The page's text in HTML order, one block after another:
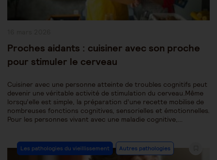
Proches aidants : cuisiner avec son proche
pour stimuler le cerveau
Cuisiner avec une personne atteinte de troubles cognitifs peut
devenir une véritable activité de stimulation du cerveau.Même
lorsqu’elle est simple, la préparation d’une recette mobilise de
nombreuses fonctions cognitives, sensorielles et émotionnelles.
Pour les personnes vivant avec une maladie cognitive,…
Post
Category:
Les pathologies du vieillissement Autres pathologies